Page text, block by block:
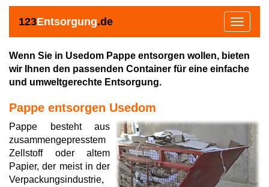
123Entsorgung.de
Toggle
Wenn Sie in Usedom Pappe entsorgen wollen, bieten
wir Ihnen den passenden Container für eine einfache
und umweltgerechte Entsorgung.
Pappe entsorgen Usedom
Pappe besteht aus
zusammengepresstem
Zellstoff oder altem
Papier, der meist in der
Verpackungsindustrie,